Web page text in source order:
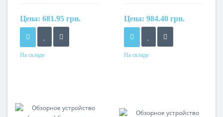
Цена: 681.95 грн.
На складе
Цена: 984.40 грн.
На складе